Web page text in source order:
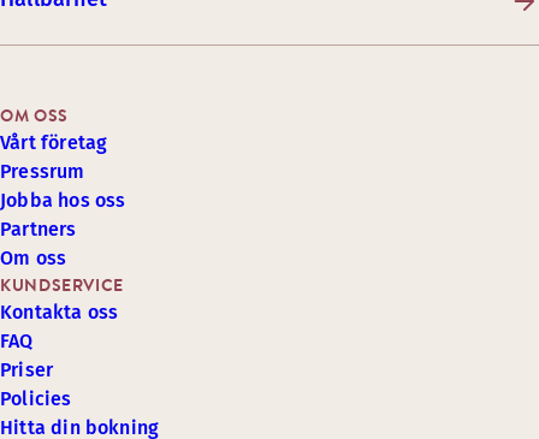
KUNDSERVICE
Kontakta oss
FAQ
Priser
Policies
Hitta din bokning
OM OSS
Vårt företag
Pressrum
Jobba hos oss
Partners
Om oss